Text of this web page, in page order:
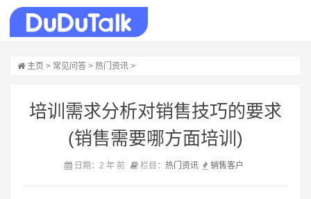
主页 > 常见问答 > 热门资讯 >
培训需求分析对销售技巧的要求
(销售需要哪方面培训)
日期：2 年 前 栏目： 热门资讯 销售客户